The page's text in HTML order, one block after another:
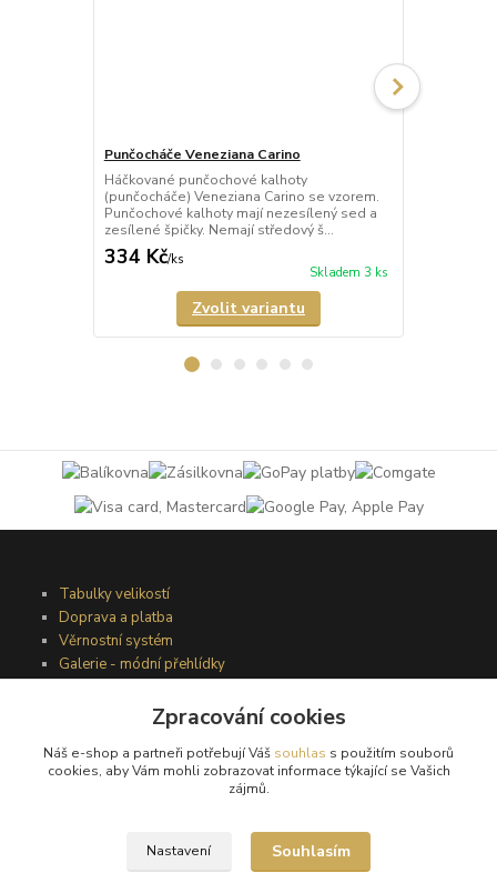
Punčocháče Veneziana Carino
Háčkované punčochové kalhoty
(punčocháče) Veneziana Carino se vzorem.
Punčochové kalhoty mají nezesílený sed a
zesílené špičky. Nemají středový š...
334 Kč/ks
Skladem 3 ks
Zvolit variantu
Tabulky velikostí
Doprava a platba
Věrnostní systém
Galerie - módní přehlídky
Podmínky užití webového rozhraní
Obchodní podmínky
Zpracování cookies
Náš e-shop a partneři potřebují Váš souhlas s použitím souborů
cookies, aby Vám mohli zobrazovat informace týkající se Vašich
zájmů.
Nastavení Souhlasím